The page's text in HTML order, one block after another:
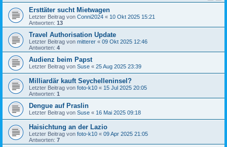
Ersttäter sucht Mietwagen
Letzter Beitrag von Conni2024 « 10 Okt 2025 15:21
Antworten: 13
Travel Authorisation Update
Letzter Beitrag von mitterer « 09 Okt 2025 12:46
Antworten: 4
Audienz beim Papst
Letzter Beitrag von Suse « 25 Aug 2025 23:39
Milliardär kauft Seychelleninsel?
Letzter Beitrag von foto-k10 « 15 Jul 2025 20:05
Antworten: 1
Dengue auf Praslin
Letzter Beitrag von Suse « 16 Mai 2025 09:18
Haisichtung an der Lazio
Letzter Beitrag von foto-k10 « 09 Apr 2025 21:05
Antworten: 7